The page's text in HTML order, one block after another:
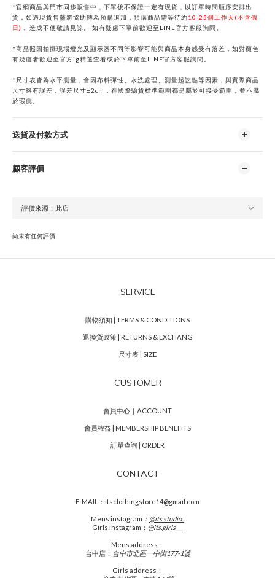
*官網商品與門市同步販售中，下單後不保證一定有現貨，以訂單時間順序安排出
貨，如遇現貨售鑿將協助轉為預購追加，預購商品需等待約10-25個工作天(不含假
日) ， 造成不便敬請見諒。 如有疑慮下單前歡迎至LINE官方客服詢問。
*商品照因拍攝現場燈光及顯示器不同等影響可能與商品本身感受有落差，如對顏色
有疑慮者歡迎至官方ig精選查看或於下單前至LINE官方客服詢問。
* 尺寸表皆為水平測量，會因布料彈性、水洗處理、測量起訖點等因素，與實際商品
尺寸略有誤差，誤差尺寸±2cm，在國際驗貨標準範圍都是屬於可接受範圍，並不屬
於瑕疵。
送貨及付款方式
顧客評價
尚未有任何評價
SERVICE
購物須知 | TERMS & CONDITIONS
退換貨政策 | RETURNS & EXCHANG
尺寸表 | SIZE
CUSTOMER
會員中心｜ACCOUNT
會員權益 | MEMBERSHIP BENEFITS
訂單查詢 | ORDER
CONTACT
E-MAIL：itsclothingstore14@gmail.com
Mens instagram ： @its.studio_
Girls instagram： @its.girls___
Mens address：
台中店： 台中市北區一中街177-1號
Girls address：